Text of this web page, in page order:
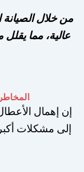
من خلال
عالية، مما يقلل
إن إهمال
إلى مشكلات